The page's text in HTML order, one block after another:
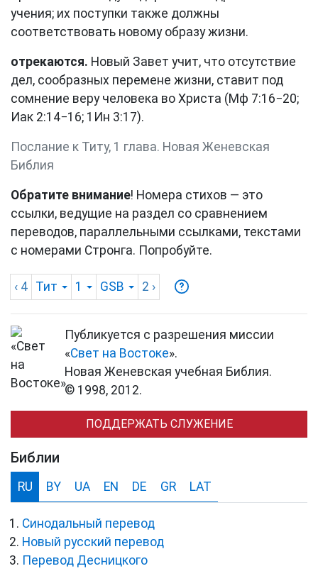
учения; их поступки также должны
соответствовать новому образу жизни.
отрекаются. Новый Завет учит, что отсутствие
дел, сообразных перемене жизни, ставит под
сомнение веру человека во Христа (Мф 7:16−20;
Иак 2:14−16; 1Ин 3:17).
Послание к Титу, 1 глава. Новая Женевская
Библия
Обратите внимание! Номера стихов — это
ссылки, ведущие на раздел со сравнением
переводов, параллельными ссылками, текстами
с номерами Стронга. Попробуйте.
‹ 4 Тит 1 GSB 2 ›
Публикуется с разрешения миссии
«Свет на Востоке».
Новая Женевская учебная Библия.
© 1998, 2012.
ПОДДЕРЖАТЬ СЛУЖЕНИЕ
Библии
RU BY UA EN DE GR LAT
Синодальный перевод
Новый русский перевод
Перевод Десницкого